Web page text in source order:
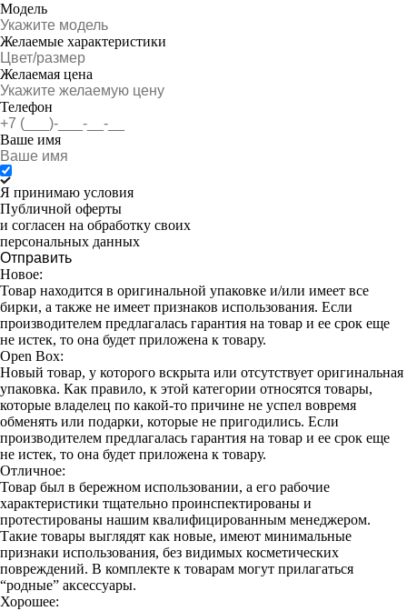
Модель
Желаемые характеристики
Желаемая цена
Телефон
Ваше имя
Я принимаю условия
Публичной оферты
и согласен на обработку своих
персональных данных
Отправить
Новое:
Товар находится в оригинальной упаковке и/или имеет все
бирки, а также не имеет признаков использования. Если
производителем предлагалась гарантия на товар и ее срок еще
не истек, то она будет приложена к товару.
Open Box:
Новый товар, у которого вскрыта или отсутствует оригинальная
упаковка. Как правило, к этой категории относятся товары,
которые владелец по какой-то причине не успел вовремя
обменять или подарки, которые не пригодились. Если
производителем предлагалась гарантия на товар и ее срок еще
не истек, то она будет приложена к товару.
Отличное:
Товар был в бережном использовании, а его рабочие
характеристики тщательно проинспектированы и
протестированы нашим квалифицированным менеджером.
Такие товары выглядят как новые, имеют минимальные
признаки использования, без видимых косметических
повреждений. В комплекте к товарам могут прилагаться
“родные” аксессуары.
Хорошее: